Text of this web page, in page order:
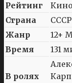
Рейтинг
Страна
СССР
Жанр
12+
Время
131
В ролях